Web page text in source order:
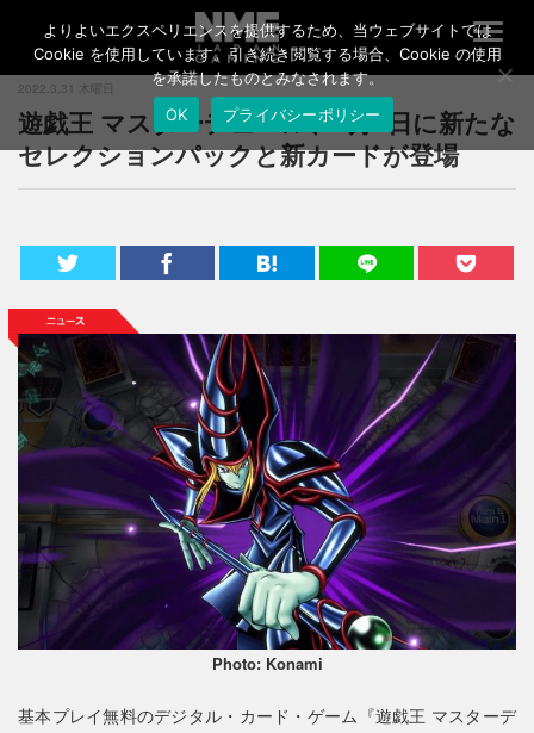
T
o
g
a
a
o
n
2022.3.31 木曜日
遊戯王 マスターデュエル、4月4日に新たな
セレクションパックと新カードが登場
Photo: Konami
基本プレイ無料のデジタル・カード・ゲーム『遊戯王 マスターデ
よりよいエクスペリエンスを提供するため、当ウェブサイトでは
Cookie を使用しています。引き続き閲覧する場合、Cookie の使用
を承諾したものとみなされます。
OK
プライバシーポリシー